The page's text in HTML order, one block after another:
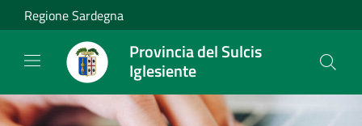
Salta al contenuto principale
Regione Sardegna
Provincia del Sulcis
Iglesiente